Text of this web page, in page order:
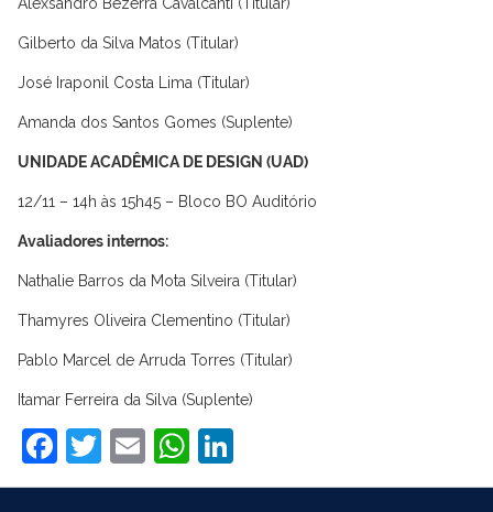
Gilberto da Silva Matos (Titular)
José Iraponil Costa Lima (Titular)
Amanda dos Santos Gomes (Suplente)
UNIDADE ACADÊMICA DE DESIGN (UAD)
12/11 – 14h às 15h45 – Bloco BO Auditório
Avaliadores internos:
Nathalie Barros da Mota Silveira (Titular)
Thamyres Oliveira Clementino (Titular)
Pablo Marcel de Arruda Torres (Titular)
Itamar Ferreira da Silva (Suplente)
Facebook
Twitter
EmailWhatsApp